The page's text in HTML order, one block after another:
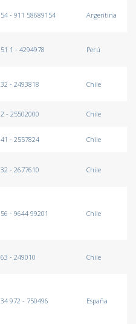
54 - 911 58689154 Argentina
51 1 - 4294978 Perú
32 - 2493818 Chile
2 - 25502000 Chile
41 - 2557824 Chile
32 - 2677610 Chile
56 - 9644 99201 Chile
63 - 249010 Chile
34 972 - 750496 España